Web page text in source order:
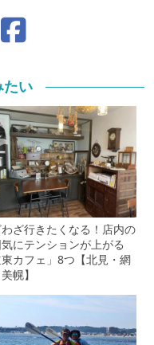
たい
ざ行きたくなる！店内の
にテンションが上がる
東カフェ」8つ【北見・網
幌】